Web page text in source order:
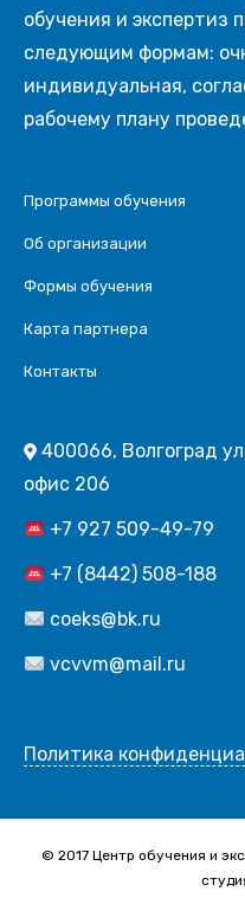
обучения и экспертиз
следующим формам:
индивидуальная,
рабочему плану
Программы обучения
Об организации
Формы обучения
Карта партнера
Контакты
400066, Волгоград
офис 206
+7 927 509-49-79
+7 (8442) 508-188
coeks@bk.ru
vcvvm@mail.ru
Политика
© 2017 Центр обучения и